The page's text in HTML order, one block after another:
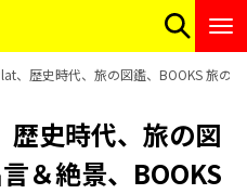
、歴史時代、旅の図鑑、BOOKS 旅の
史時代、旅の図
＆絶景、BOOKS